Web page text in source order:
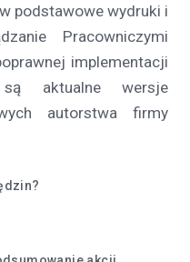
podstawowe wydruki i
Pracowniczymi
implementacji
są aktualne wersje
autorstwa firmy